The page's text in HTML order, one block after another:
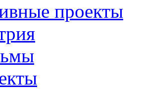
проекты